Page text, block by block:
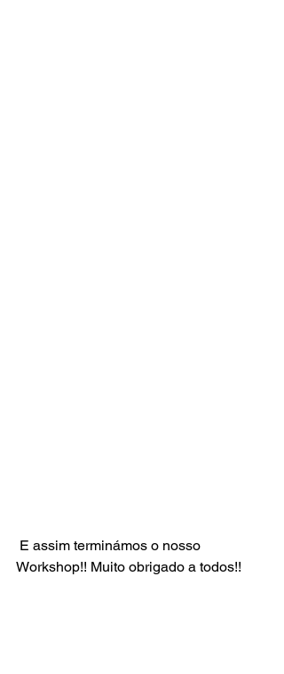
Workshop!! Muito obrigado a todos!!